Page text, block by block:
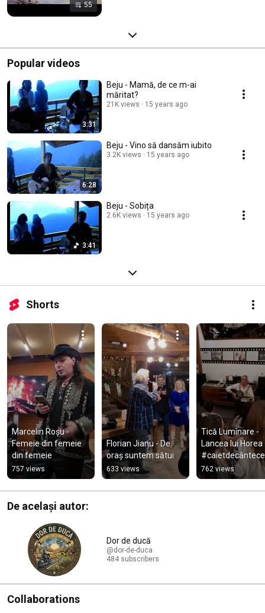
55
Popular videos
3:31
Beju - Mamă, de ce m-ai
măritat?
21K views 15 years ago
6:28
Beju - Vino să dansăm iubito
3.2K views 15 years ago
3:41
Beju - Sobița
2.6K views 15 years ago
Shorts
Marcelin Roșu -
Femeie din femeie
din femeie
757 views
Florian Jianu - De
oraș suntem sătui
633 views
Tică Lumînare -
Lancea lui Horea
#caietdecântece
#ticaluminare
#lancealuihorea
762 views
De același autor:
Dor de ducă
@dor-de-duca
484 subscribers
Collaborations